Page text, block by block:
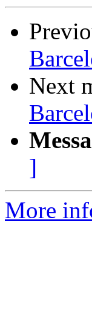
Next
]
More